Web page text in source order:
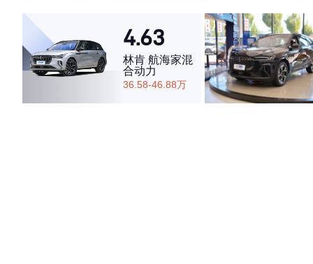
4.63
林肯 航海家混
合动力
36.58-46.88万